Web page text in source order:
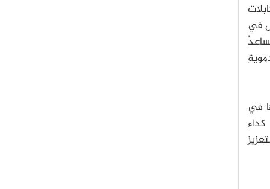
في
في